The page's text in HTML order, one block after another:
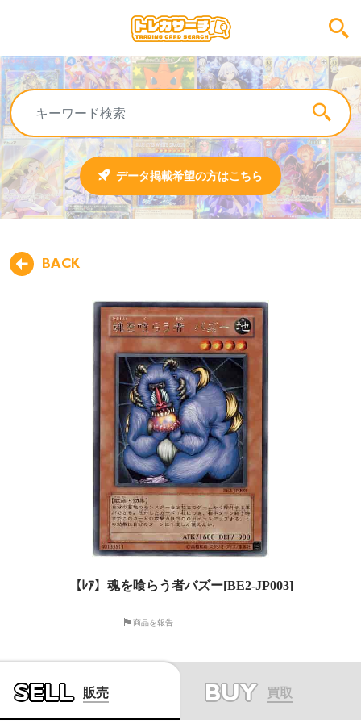
データ掲載希望の方はこちら
BACK
【ﾚｱ】魂を喰らう者バズー[BE2-JP003]
商品を報告
SELL 販売 BUY 買取